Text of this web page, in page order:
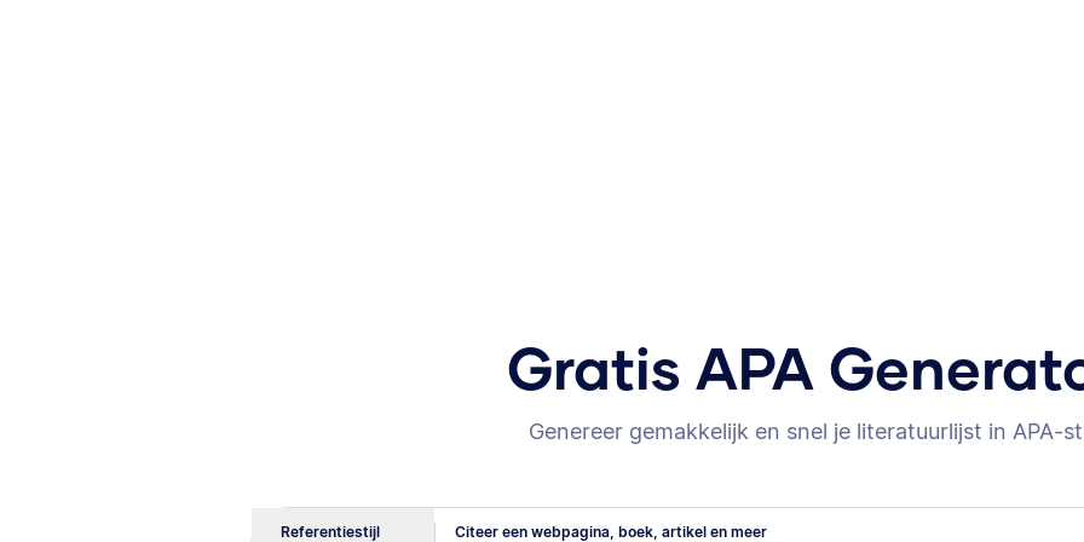
Gratis APA
Genereer gemakkelijk en snel je literatuurlijst in APA-
Citeer een webpagina, boek, artikel en meer
Referentiestijl